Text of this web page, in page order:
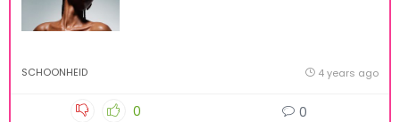
SCHOONHEID 4 years ago
0 0